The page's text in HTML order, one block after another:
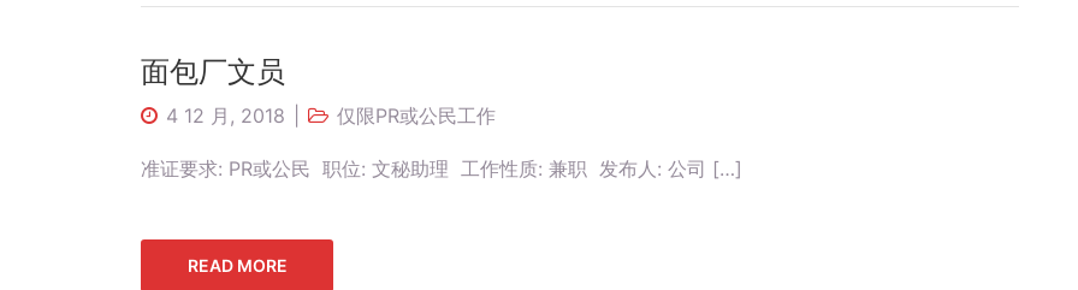
面包厂文员
4 12 月, 2018 仅限PR或公民工作
准证要求: PR或公民 职位: 文秘助理 工作性质: 兼职 发布人: 公司 […]
READ MORE